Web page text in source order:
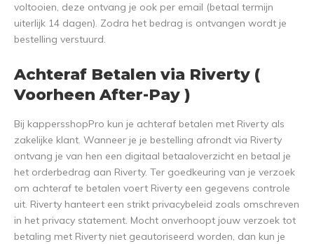
voltooien, deze ontvang je ook per email (betaal termijn
uiterlijk 14 dagen). Zodra het bedrag is ontvangen wordt je
bestelling verstuurd.
Achteraf Betalen via Riverty (
Voorheen After-Pay )
Bij kappersshopPro kun je achteraf betalen met Riverty als
zakelijke klant. Wanneer je je bestelling afrondt via Riverty
ontvang je van hen een digitaal betaaloverzicht en betaal je
het orderbedrag aan Riverty. Ter goedkeuring van je verzoek
om achteraf te betalen voert Riverty een gegevens controle
uit. Riverty hanteert een strikt privacybeleid zoals omschreven
in het privacy statement. Mocht onverhoopt jouw verzoek tot
betaling met Riverty niet geautoriseerd worden, dan kun je